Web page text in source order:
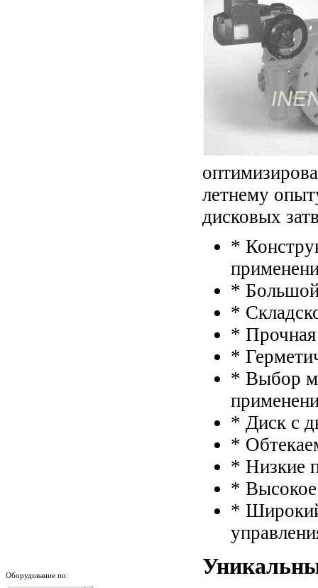
Оборудование по:
летнему
дисковых
*
* Большой
*
* Прочная
*
* Выбор
* Диск с
*
* Низкие
* Высокое
*